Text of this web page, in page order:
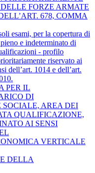
FORZE ARMATE
678, COMMA
esami, per la copertura di
e indeterminato di
- profilo
riservato ai
dell’art. 1014 e dell’art.
PER IL
DI
SOCIALE, AREA DEI
QUALIFICAZIONE,
AI SENSI
VERTICALE
DELLA